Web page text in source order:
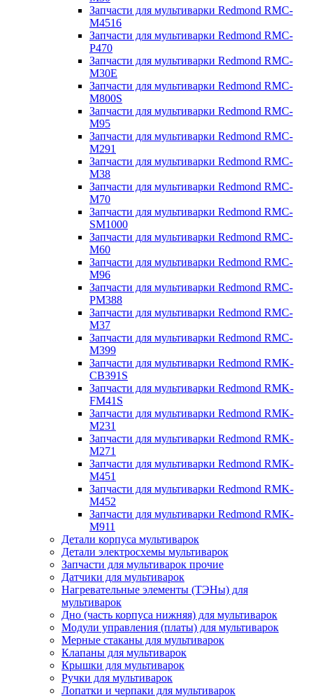
Запчасти для мультиварки Redmond RMC-
M4516
Запчасти для мультиварки Redmond RMC-
P470
Запчасти для мультиварки Redmond RMC-
M30E
Запчасти для мультиварки Redmond RMC-
M800S
Запчасти для мультиварки Redmond RMC-
M95
Запчасти для мультиварки Redmond RMC-
M291
Запчасти для мультиварки Redmond RMC-
M38
Запчасти для мультиварки Redmond RMC-
M70
Запчасти для мультиварки Redmond RMC-
SM1000
Запчасти для мультиварки Redmond RMC-
M60
Запчасти для мультиварки Redmond RMC-
M96
Запчасти для мультиварки Redmond RMC-
PM388
Запчасти для мультиварки Redmond RMC-
M37
Запчасти для мультиварки Redmond RMC-
M399
Запчасти для мультиварки Redmond RMK-
CB391S
Запчасти для мультиварки Redmond RMK-
FM41S
Запчасти для мультиварки Redmond RMK-
M231
Запчасти для мультиварки Redmond RMK-
M271
Запчасти для мультиварки Redmond RMK-
M451
Запчасти для мультиварки Redmond RMK-
M452
Запчасти для мультиварки Redmond RMK-
M911
Детали корпуса мультиварок
Детали электросхемы мультиварок
Запчасти для мультиварок прочие
Датчики для мультиварок
Нагревательные элементы (ТЭНы) для
мультиварок
Дно (часть корпуса нижняя) для мультиварок
Модули управления (платы) для мультиварок
Мерные стаканы для мультиварок
Клапаны для мультиварок
Крышки для мультиварок
Ручки для мультиварок
Лопатки и черпаки для мультиварок